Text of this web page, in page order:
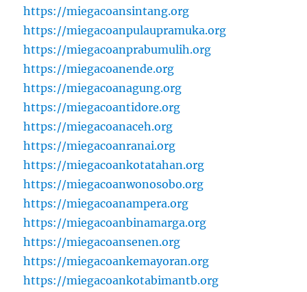
https://miegacoansintang.org
https://miegacoanpulaupramuka.org
https://miegacoanprabumulih.org
https://miegacoanende.org
https://miegacoanagung.org
https://miegacoantidore.org
https://miegacoanaceh.org
https://miegacoanranai.org
https://miegacoankotatahan.org
https://miegacoanwonosobo.org
https://miegacoanampera.org
https://miegacoanbinamarga.org
https://miegacoansenen.org
https://miegacoankemayoran.org
https://miegacoankotabimantb.org